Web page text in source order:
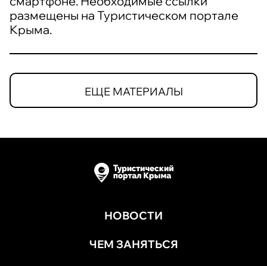
размещены на Туристическом портале
Крыма.
ЕЩЕ МАТЕРИАЛЫ
НОВОСТИ
ЧЕМ ЗАНЯТЬСЯ